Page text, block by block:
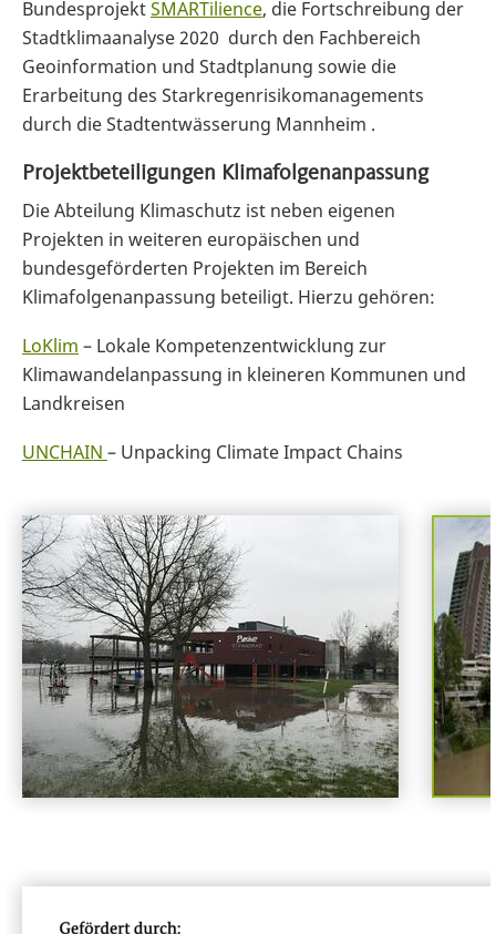
BundesprojektSMARTilience, die Fortschreibung der
Stadtklimaanalyse 2020 durch den Fachbereich
Geoinformation und Stadtplanung sowie die
Erarbeitung des Starkregenrisikomanagements
durch die Stadtentwässerung Mannheim .
Projektbeteiligungen Klimafolgenanpassung
Die Abteilung Klimaschutz ist neben eigenen
Projekten in weiteren europäischen und
bundesgeförderten Projekten im Bereich
Klimafolgenanpassung beteiligt. Hierzu gehören:
LoKlim – Lokale Kompetenzentwicklung zur
Klimawandelanpassung in kleineren Kommunen und
Landkreisen
UNCHAIN – Unpacking Climate Impact Chains